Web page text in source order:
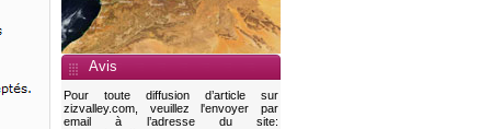
Avis
Pour toute diffusion d’article sur
zizvalley.com, veuillez l'envoyer par
email à l’adresse du site: